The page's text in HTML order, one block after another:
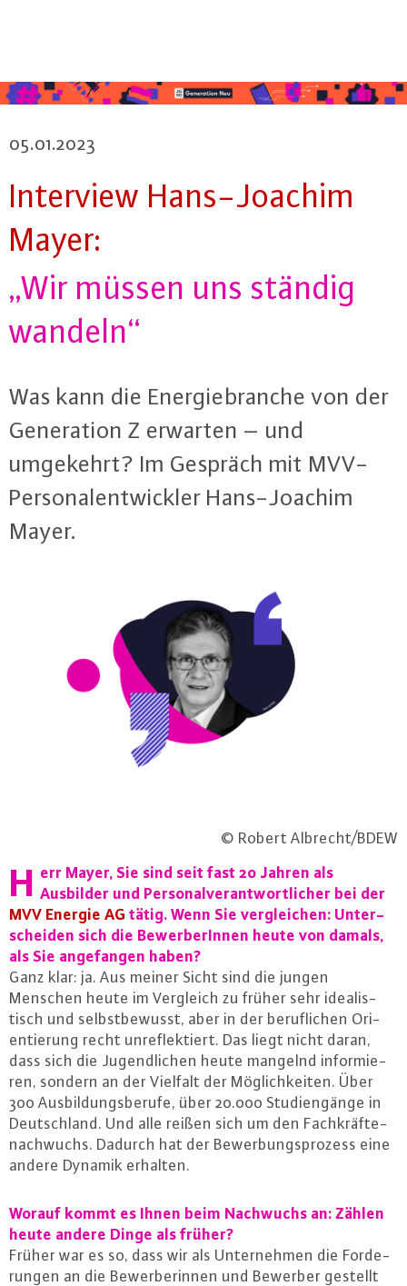
05.01.2023
Interview Hans-Joa­chim
Mayer:
„Wir müssen uns ständig
wandeln“
Was kann die En­er­gie­bran­che von der
Ge­ne­ra­ti­on Z erwarten – und
umgekehrt? Im Gespräch mit MVV-
Per­so­nal­ent­wick­ler Hans-Joa­chim
Mayer.
© Robert Albrecht/BDEW
H err Mayer, Sie sind seit fast 20 Jahren als
Ausbilder und Per­so­nal­ver­ant­wort­li­cher bei der
MVV Energie AG tätig. Wenn Sie ver­glei­chen: Un­ter­
schei­den sich die Be­wer­be­rIn­nen heute von damals,
als Sie an­ge­fan­gen haben?
Ganz klar: ja. Aus meiner Sicht sind die jungen
Menschen heute im Vergleich zu früher sehr idea­lis­
tisch und selbst­be­wusst, aber in der be­ruf­li­chen Ori­
en­tie­rung recht un­re­flek­tiert. Das liegt nicht daran,
dass sich die Ju­gend­li­chen heute mangelnd in­for­mie­
ren, sondern an der Vielfalt der Mög­lich­kei­ten. Über
300 Aus­bil­dungs­be­ru­fe, über 20.000 Stu­di­en­gän­ge in
Deutsch­land. Und alle reißen sich um den Fach­kräf­te­
nach­wuchs. Dadurch hat der Be­wer­bungs­pro­zess eine
andere Dynamik erhalten.
Worauf kommt es Ihnen beim Nachwuchs an: Zählen
heute andere Dinge als früher?
Früher war es so, dass wir als Un­ter­neh­men die For­de­
run­gen an die Be­wer­be­rin­nen und Bewerber gestellt